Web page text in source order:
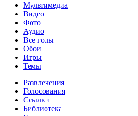
Мультимедиа
Видео
Фото
Аудио
Все голы
Обои
Игры
Темы
Развлечения
Голосования
Ссылки
Библиотека